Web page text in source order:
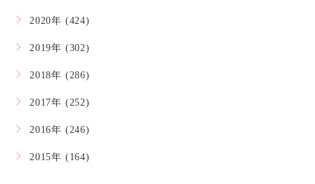
2020年 (424)
2019年 (302)
2018年 (286)
2017年 (252)
2016年 (246)
2015年 (164)